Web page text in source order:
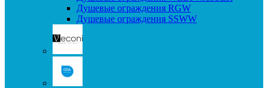
Душевые ограждения RGW
Душевые ограждения SSWW